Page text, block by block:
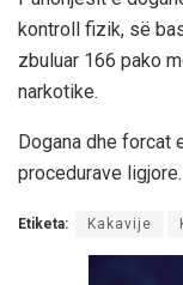
kontroll fizik, së
zbuluar 166 pako
narkotike.
Dogana dhe forcat
procedurave ligjore.
Etiketa: Kakavije